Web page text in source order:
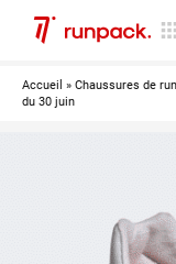
Accueil » Chaussures de
du 30 juin